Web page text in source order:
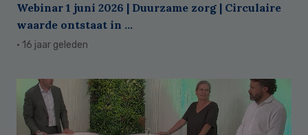
Webinar 1 juni 2026 | Duurzame zorg | Circulaire
waarde ontstaat in ...
· 16 jaar geleden